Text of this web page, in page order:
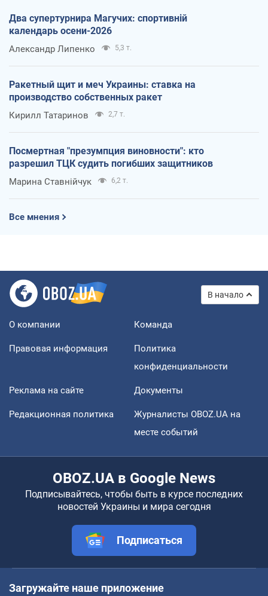
Два супертурнира Магучих: спортивній
календарь осени-2026
Александр Липенко 5,3 т.
Ракетный щит и меч Украины: ставка на
производство собственных ракет
Кирилл Татаринов 2,7 т.
Посмертная "презумпция виновности": кто
разрешил ТЦК судить погибших защитников
Марина Ставнійчук 6,2 т.
Все мнения
В начало
О компании Команда
Правовая информация
Политика
конфиденциальности
Реклама на сайте Документы
Редакционная политика
Журналисты OBOZ.UA на
месте событий
OBOZ.UA в Google News
Подписывайтесь, чтобы быть в курсе последних
новостей Украины и мира сегодня
Подписаться
Загружайте наше приложение